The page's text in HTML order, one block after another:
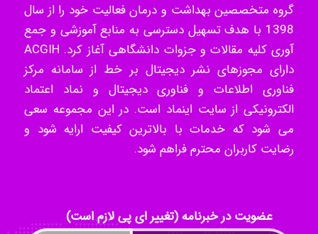
Hossein Znd
k.aryan
گروه متخصصین بهداشت و درمان فعالیت خود را از سال
1398 با هدف تسهیل دسترسی به منابع آموزشی و جمع
آوری کلیه مقالات و جزوات دانشگاهی آغاز کرد. ACGIH
دارای مجوزهای نشر دیجیتال بر خط از سامانه مرکز
فناوری اطلاعات و فناوری دیجیتال و نماد اعتماد
الکترونیکی از سایت اینماد است. در این مجموعه سعی
می شود که خدمات با بالاترین کیفیت ارایه شود و
رضایت کاربران محترم فراهم شود.
عضویت در خبرنامه (تغییر ای پی لازم است)